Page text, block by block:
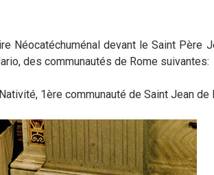
Néocatéchuménal devant le Saint Père
des communautés de Rome suivantes:
1ère communauté de Saint Jean